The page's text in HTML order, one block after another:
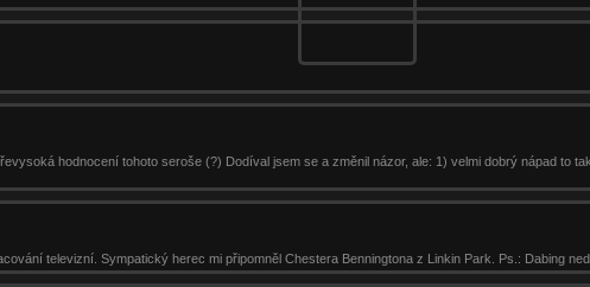
hodnocení tohoto seroše (?) Dodíval jsem se a změnil názor, ale: 1) velmi dobrý nápad to
televizní. Sympatický herec mi připomněl Chestera Benningtona z Linkin Park. Ps.: Dabing